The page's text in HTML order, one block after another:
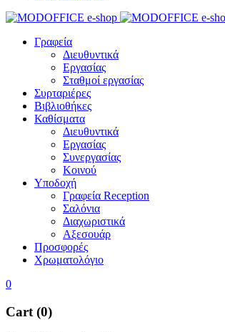
Γραφεία
Διευθυντικά
Εργασίας
Σταθμοί εργασίας
Συρταριέρες
Βιβλιοθήκες
Καθίσματα
Διευθυντικά
Εργασίας
Συνεργασίας
Κοινού
Υποδοχή
Γραφεία Reception
Σαλόνια
Διαχωριστικά
Αξεσουάρ
Προσφορές
Χρωματολόγιο
0
Cart (0)